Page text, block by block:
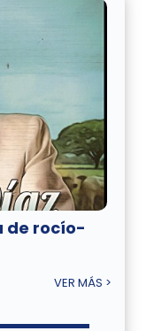
de rocío-
VER MÁS >